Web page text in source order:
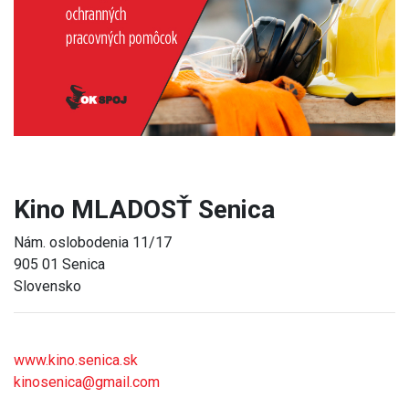
Next
Kino MLADOSŤ Senica
Nám. oslobodenia 11/17
905 01 Senica
Slovensko
www.kino.senica.sk
kinosenica@gmail.com